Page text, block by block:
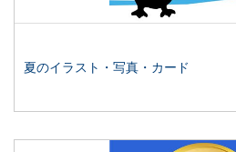
夏のイラスト・写真・カード